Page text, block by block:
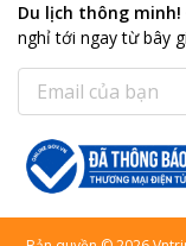
Du lịch thông minh!
nghỉ tới ngay từ bây